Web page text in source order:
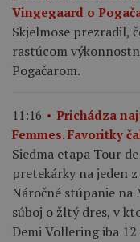
Vingegaard o
Skjelmose prezradil,
rastúcom
Pogačarom.
11:16
Prichádza
Femmes. Favoritky
Siedma etapa Tour
pretekárky na jeden
Náročné stúpanie
súboj o žltý dres, v
Demi Vollering iba 12